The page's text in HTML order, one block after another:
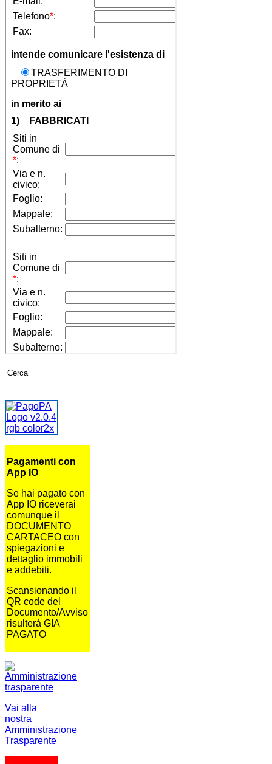
Pagamenti con
App IO
Se hai pagato con
App IO riceverai
comunque il
DOCUMENTO
CARTACEO con
spiegazioni e
dettaglio immobili
e addebiti.
Scansionando il
QR code del
Documento/Avviso
risulterà GIA
PAGATO
Vai alla
nostra
Amministrazione
Trasparente